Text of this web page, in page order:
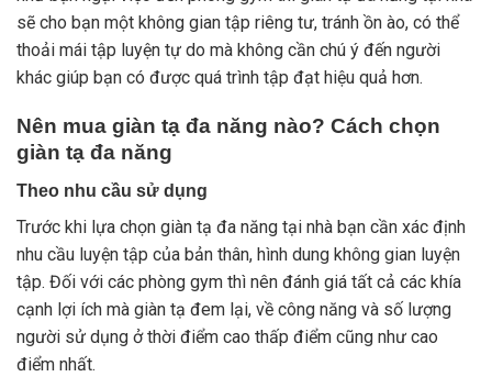
sẽ cho bạn một không gian tập riêng tư, tránh ồn ào, có thể
thoải mái tập luyện tự do mà không cần chú ý đến người
khác giúp bạn có được quá trình tập đạt hiệu quả hơn.
Nên mua giàn tạ đa năng nào? Cách chọn
giàn tạ đa năng
Theo nhu cầu sử dụng
Trước khi lựa chọn giàn tạ đa năng tại nhà bạn cần xác định
nhu cầu luyện tập của bản thân, hình dung không gian luyện
tập. Đối với các phòng gym thì nên đánh giá tất cả các khía
cạnh lợi ích mà giàn tạ đem lại, về công năng và số lượng
người sử dụng ở thời điểm cao thấp điểm cũng như cao
điểm nhất.